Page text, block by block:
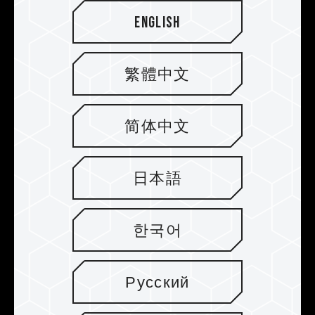
Motor de cojinete con manguito de
larga duración y con controlador
de enfriador inteligente PWM
El producto es compatible con el controlador de
ventilador inteligente PWM (modulación de
ancho de pulso) que ajusta con precisión la
velocidad del enfriador según las temperaturas
para ofrecer un rendimiento de disipación de
calor optimizado. Junto con el motor de alta
English
繁體中文
简体中文
日本語
한국어
Русский